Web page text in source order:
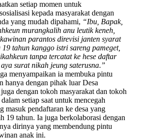
setiap momen untuk
kepada masyarakat dengan
yang mudah dipahami, “Ibu, Bapak,
murangkalih anu leutik keneh,
parantos direvisi janten syarat
tahun kanggo istri sareng pameget,
tanpa tercatat ke hese daftar
surat nikah jeung saterusna.”
menyampaikan ia membuka pintu
hanya dengan pihak luar Desa
dengan tokoh masyarakat dan tokoh
setiap saat untuk mencegah
masuk pendaftaran ke desa yang
19 tahun. Ia juga berkolaborasi dengan
dirinya yang membendung pintu
anak ini.